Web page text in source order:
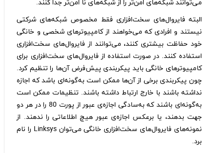
می‌توانند شبکه‌های امن‌تر را از شبکه‌های نا امن‌تر جدا کنند.
البته‌ فایروال‌های سخت‌افزاری فقط مخصوص شبکه‌های شرکتی
نیستند و افرادی که می‌خواهند از کامپیوترهای شخصی و خانگی
خود حفاظت بیشتری کنند، می‌توانند از فایروال‌های سخت‌افزاری
استفاده کنند. در صورت استفاده از فایروال‌‎های سخت‌افزاری برای
کامپیوترهای خانگی باید پیکربندی پیش‌فرض آن‌ها را تنظیم کرد.
چون پیکربندی برخی از آن‌ها ممکن است به‌گونه‌ای باشد که اجازه
نداشته باشند با خارج ارتباط داشته باشند. تنظیمات ممکن است
به‌گونه‌ای باشند که به‌سادگی اجازه‌ی عبور از پورت 80 را در هر دو
جهت بدهند، یا برعکس اجازه‌ی عبور هیچ اطلاعاتی را ندهند. از
نمونه‌های فایروال‌های سخت‌افزاری خانگی می‌توان Linksys را نام
برد.